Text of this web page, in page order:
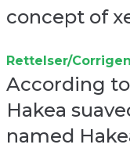
concept of
Rettelser/
According
Hakea
named